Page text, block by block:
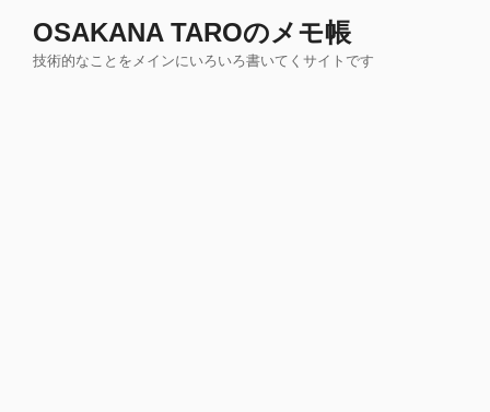
OSAKANA TAROのメモ帳
技術的なことをメインにいろいろ書いてくサイトです